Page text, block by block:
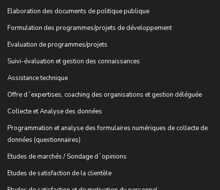
Elaboration des documents de politique publique
Formulation des programmes/projets de développement
Evaluation de programmes/projets
Suivi-évaluation et gestion des connaissances
Assistance technique
Offre d´expertises, coaching des organisations et gestion déléguée
Collecte et Analyse des données
Programmation et analyse des formulaires numériques de collecte de
données (questionnaires)
Etudes de marchés / Sondage d´opinions
Etudes de satisfaction de la clientèle